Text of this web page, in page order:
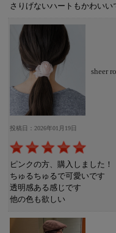
さりげないハートもかわいい
sheer
投稿日：2026年01月19日
ピンクの方、購入しました！
ちゅるちゅるで可愛いです
透明感ある感じです
他の色も欲しい